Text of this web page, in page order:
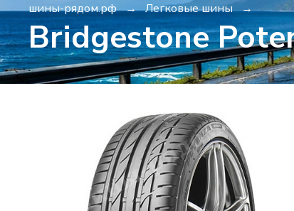
шины-рядом.рф Легковые шины
Bridgestone